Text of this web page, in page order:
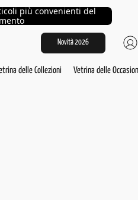
più convenienti del
Novità 2026
delle Collezioni Vetrina delle